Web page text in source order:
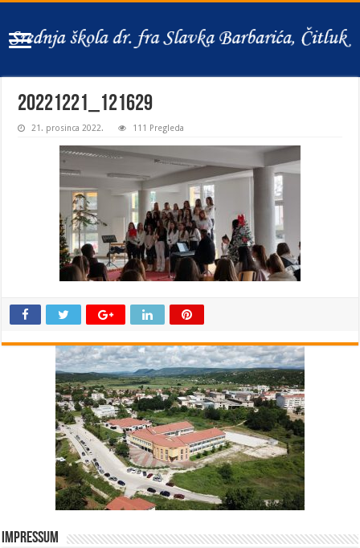
20221221_121629
21. prosinca 2022. 111 Pregleda
Impressum